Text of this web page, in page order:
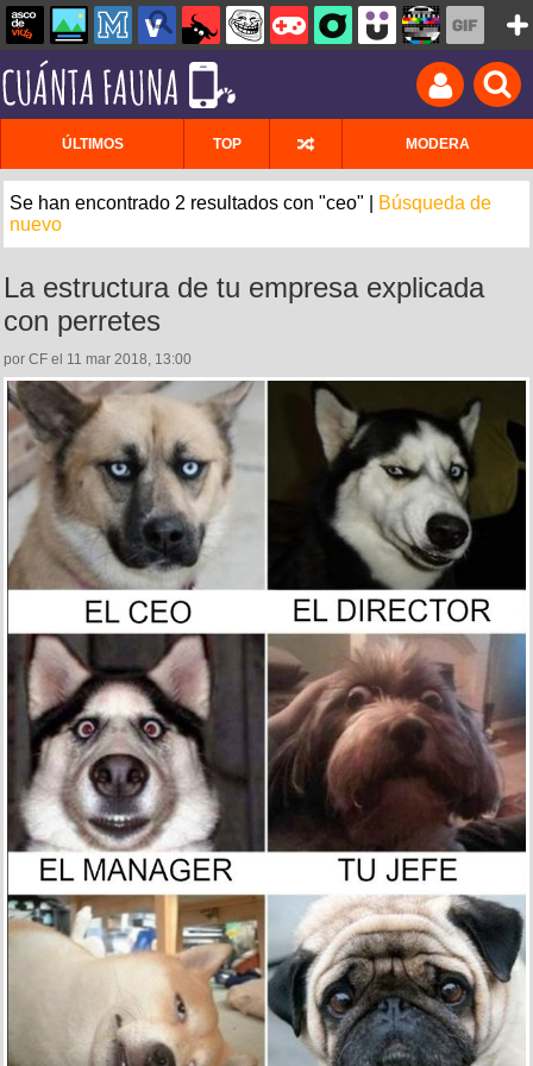
ÚLTIMOS TOP MODERA
Se han encontrado 2 resultados con "ceo" |
Búsqueda de
nuevo
La estructura de tu empresa explicada
con perretes
por CF el 11 mar 2018, 13:00